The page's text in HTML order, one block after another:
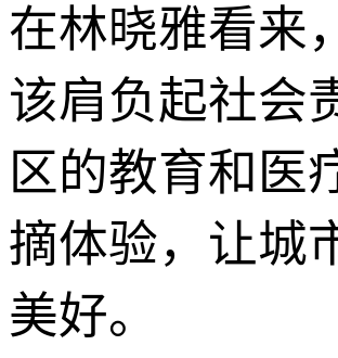
在林晓雅看来
该肩负起社会
区的教育和医
摘体验，让城
美好。